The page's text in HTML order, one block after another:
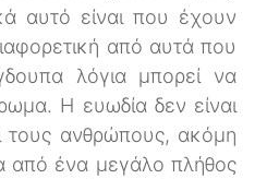
αυτό είναι που έχουν
από αυτά που
λόγια μπορεί να
Η ευωδία δεν είναι
τους ανθρώπους, ακόμη
από ένα μεγάλο πλήθος